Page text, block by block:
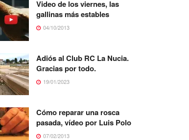
Video de los viernes, las
gallinas más estables
04/10/2013
Adiós al Club RC La Nucia.
Gracias por todo.
19/01/2023
Cómo reparar una rosca
pasada, vídeo por Luis Polo
07/02/2013